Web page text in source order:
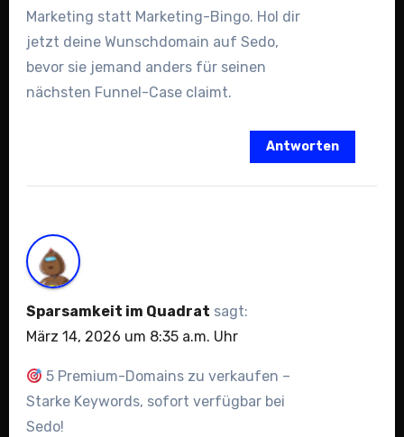
Marketing statt Marketing-Bingo. Hol dir
jetzt deine Wunschdomain auf Sedo,
bevor sie jemand anders für seinen
nächsten Funnel-Case claimt.
Antworten
Sparsamkeit im Quadrat sagt:
März 14, 2026 um 8:35 a.m. Uhr
5 Premium-Domains zu verkaufen –
Starke Keywords, sofort verfügbar bei
Sedo!